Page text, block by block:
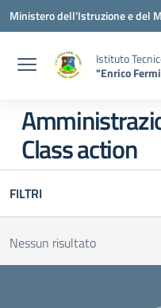
Vai ai contenuti
Vai al menu di navigazione
Vai al footer
Ministero dell'Istruzione e del
Istituto
"Enrico
Class action
FILTRI
Nessun risultato